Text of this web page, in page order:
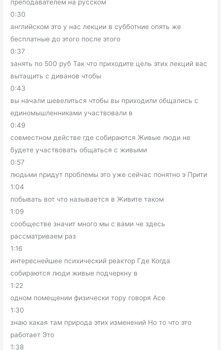
преподавателем на русском
0:30
английском это у нас лекции в субботние опять же
бесплатные до этого после этого
0:37
занять по 500 руб Так что приходите цель этих лекций вас
вытащить с диванов чтобы
0:43
вы начали шевелиться чтобы вы приходили общались с
единомышленниками участвовали в
0:49
совместном действе где собираются Живые люди не
будете участвовать общаться с живыми
0:57
людьми придут проблемы это уже сейчас понятно э Прити
1:04
побывать вот что называется в Живите таком
1:09
сообществе значит много мы с вами че здесь
рассматриваем раз
1:16
интереснейшее психический реактор Где Когда
собираются люди живые подчеркну в
1:22
одном помещении физически тору говоря Асе
1:30
знаю какая там природа этих изменений Но то что это
работает Это
1:38